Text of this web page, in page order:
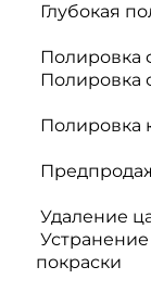
Глубокая
Полировка
Полировка
Полировка
Удаление
покраски